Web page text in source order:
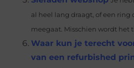
al heel lang draagt, of een ring
meegaat. Misschien wordt het
Waar kun je terecht
van een refurbished